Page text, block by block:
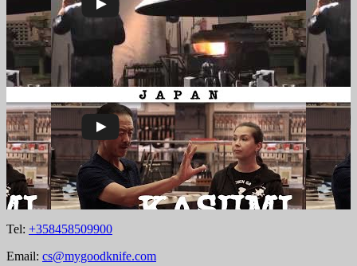
Tel: +358458509900
Email: cs@mygoodknife.com